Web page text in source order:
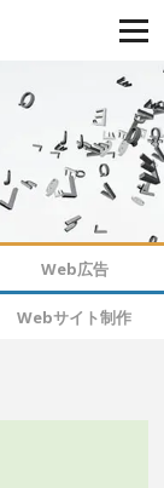
Web広告
Webサイト制作